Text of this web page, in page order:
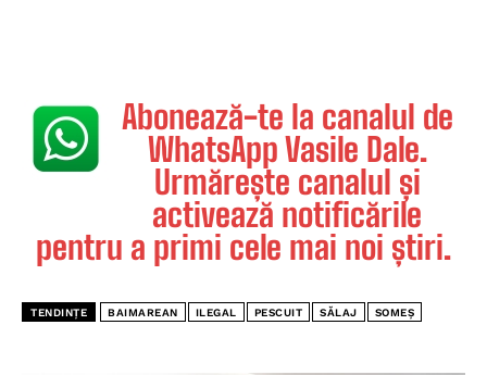
Abonează-te la canalul de
WhatsApp Vasile Dale.
Urmărește canalul și
activează notificările
pentru a primi cele mai noi știri.
TENDINȚE BAIMAREAN ILEGAL PESCUIT SĂLAJ SOMEȘ